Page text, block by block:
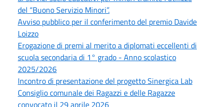
del “Buono Servizio Minori”.
Avviso pubblico per il conferimento del premio Davide
Loizzo
Erogazione di premi al merito a diplomati eccellenti di
scuola secondaria di 1° grado - Anno scolastico
2025/2026
Incontro di presentazione del progetto Sinergica Lab
Consiglio comunale dei Ragazzi e delle Ragazze
convocato il 29 aprile 2026